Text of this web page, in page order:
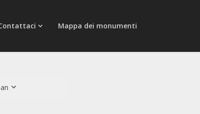
Mappa dei monumenti